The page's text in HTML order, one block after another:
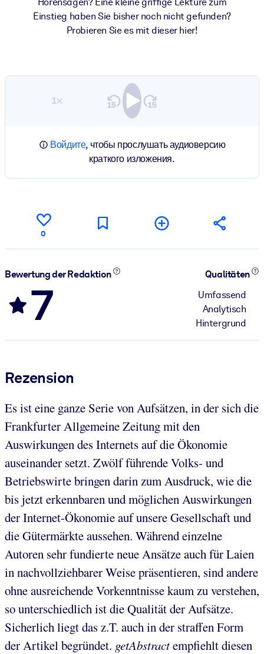
Einstieg haben Sie bisher noch nicht gefunden?
Probieren Sie es mit dieser hier!
1×
Войдите, чтобы прослушать аудиоверсию
краткого изложения.
0
Bewertung der Redaktion
7
Qualitäten
Umfassend
Analytisch
Hintergrund
Rezension
Es ist eine ganze Serie von Aufsätzen, in der sich die
Frankfurter Allgemeine Zeitung mit den
Auswirkungen des Internets auf die Ökonomie
auseinander setzt. Zwölf führende Volks- und
Betriebswirte bringen darin zum Ausdruck, wie die
bis jetzt erkennbaren und möglichen Auswirkungen
der Internet-Ökonomie auf unsere Gesellschaft und
die Gütermärkte aussehen. Während einzelne
Autoren sehr fundierte neue Ansätze auch für Laien
in nachvollziehbarer Weise präsentieren, sind andere
ohne ausreichende Vorkenntnisse kaum zu verstehen,
so unterschiedlich ist die Qualität der Aufsätze.
Sicherlich liegt das z.T. auch in der straffen Form
der Artikel begründet. getAbstractempfiehlt diesen